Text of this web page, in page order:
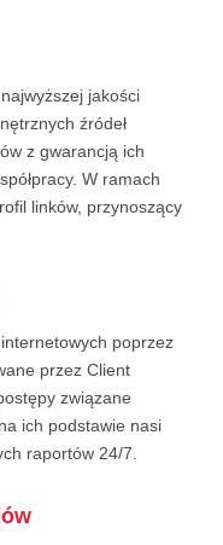
jakości
źródeł
z gwarancją ich
W ramach
linków, przynoszący
poprzez
przez Client
związane
ich podstawie nasi
raportów 24/7.